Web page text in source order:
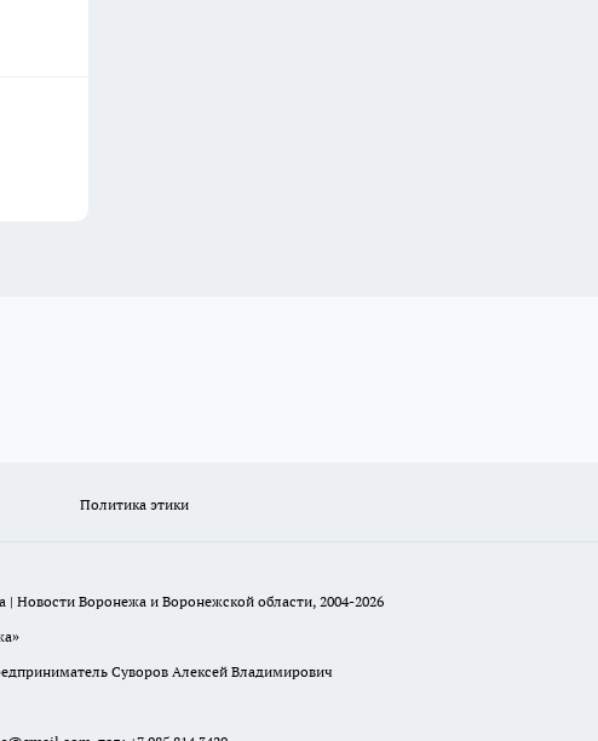
Политика этики
Новости Воронежа и Воронежской области, 2004-2026
Суворов Алексей Владимирович